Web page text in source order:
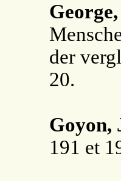
der
20.
Goyon,
191 et